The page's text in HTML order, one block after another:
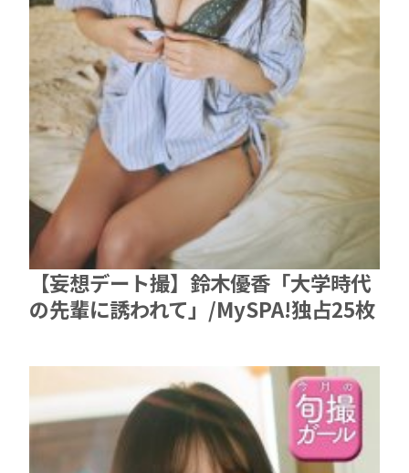
【妄想デート撮】鈴木優香「大学時代
の先輩に誘われて」/MySPA!独占25枚